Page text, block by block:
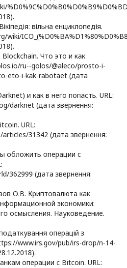
вільна енциклопедія.
wiki/
Что это и как
ru--golos/@aleco/prosto-i-
eto-i-kak-rabotaet (дата
и как в него попасть. URL:
darknet (дата звернення:
URL:
31342 (дата звернення:
обложить операции с
362999 (дата звернення:
О.В. Криптовалюта как
экономики:
осмысления. Науковедение.
операцій з
www.irs.gov/pub/irs-drop/n-14-
операции с Bitcoin. URL: